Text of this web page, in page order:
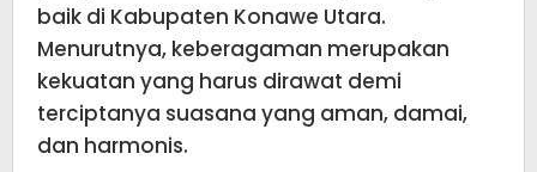
baik di Kabupaten Konawe Utara.
Menurutnya, keberagaman merupakan
kekuatan yang harus dirawat demi
terciptanya suasana yang aman, damai,
dan harmonis.